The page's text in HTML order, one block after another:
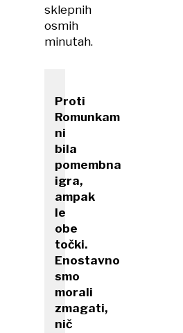
sklepnih
osmih
minutah.
Proti
Romunkam
ni
bila
pomembna
igra,
ampak
le
obe
točki.
Enostavno
smo
morali
zmagati,
nič